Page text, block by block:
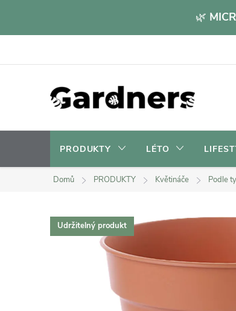
🌿
PRODUKTY LÉTO
Domů PRODUKTY Květináče Podle
Udržitelný produkt